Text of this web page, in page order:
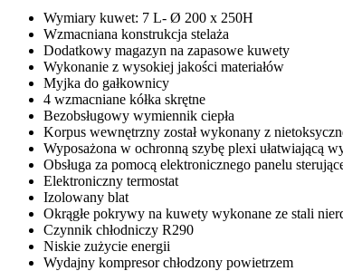
Wymiary kuwet: 7 L- Ø 200 x 250H
Wzmacniana konstrukcja stelaża
Dodatkowy magazyn na zapasowe kuwety
Wykonanie z wysokiej jakości materiałów
Myjka do gałkownicy
4 wzmacniane kółka skrętne
Bezobsługowy wymiennik ciepła
Korpus wewnętrzny został wykonany z
Wyposażona w ochronną szybę plexi ułatwiającą
Obsługa za pomocą elektronicznego panelu
Elektroniczny termostat
Izolowany blat
Okrągłe pokrywy na kuwety wykonane ze stali
Czynnik chłodniczy R290
Niskie zużycie energii
Wydajny kompresor chłodzony powietrzem